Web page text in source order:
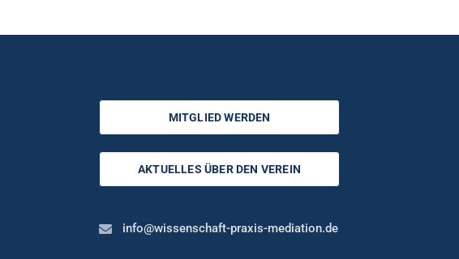
MITGLIED WERDEN
AKTUELLES ÜBER DEN VEREIN
info@wissenschaft-praxis-mediation.de